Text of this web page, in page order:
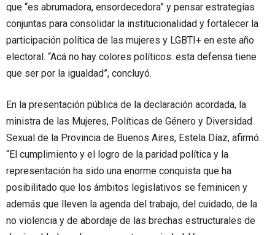
que “es abrumadora, ensordecedora” y pensar estrategias
conjuntas para consolidar la institucionalidad y fortalecer la
participación política de las mujeres y LGBTI+ en este año
electoral. “Acá no hay colores políticos: esta defensa tiene
que ser por la igualdad”, concluyó.
En la presentación pública de la declaración acordada, la
ministra de las Mujeres, Políticas de Género y Diversidad
Sexual de la Provincia de Buenos Aires, Estela Díaz, afirmó:
“El cumplimiento y el logro de la paridad política y la
representación ha sido una enorme conquista que ha
posibilitado que los ámbitos legislativos se feminicen y
además que lleven la agenda del trabajo, del cuidado, de la
no violencia y de abordaje de las brechas estructurales de